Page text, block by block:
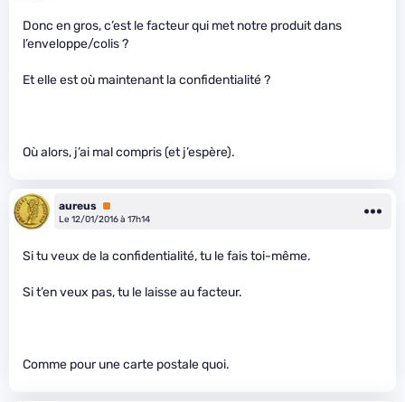
Donc en gros, c’est le facteur qui met notre produit dans
l’enveloppe/colis ?
Et elle est où maintenant la confidentialité ?
Où alors, j’ai mal compris (et j’espère).
aureus Premium
Le 12/01/2016 à 17h14
Si tu veux de la confidentialité, tu le fais toi-même.
Si t’en veux pas, tu le laisse au facteur.
Comme pour une carte postale quoi.